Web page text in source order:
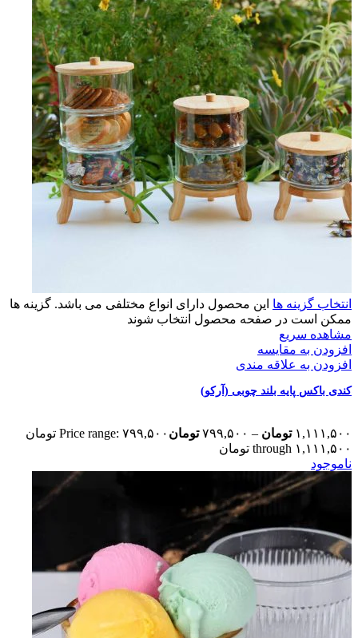
انتخاب گزینه ها این محصول دارای انواع مختلفی می باشد. گزینه ها
ممکن است در صفحه محصول انتخاب شوند
مشاهده سریع
افزودن به مقایسه
افزودن به علاقه مندی
کندی باکس پایه بلند چوبی (آرکو)
۱,۱۱۱,۵۰۰ تومان – ۷۹۹,۵۰۰ تومان
Price range: ۷۹۹,۵۰۰ تومان
through ۱,۱۱۱,۵۰۰ تومان
ناموجود